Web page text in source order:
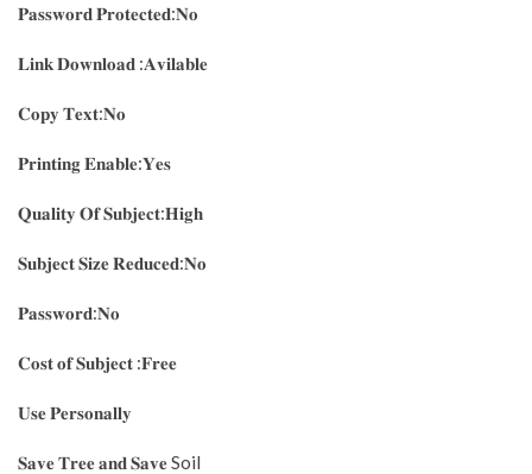
𝐏𝐚𝐬𝐬𝐰𝐨𝐫𝐝 𝐏𝐫𝐨𝐭𝐞𝐜𝐭𝐞𝐝:𝐍𝐨
𝐋𝐢𝐧𝐤 𝐃𝐨𝐰𝐧𝐥𝐨𝐚𝐝 :𝐀𝐯𝐢𝐥𝐚𝐛𝐥𝐞
𝐂𝐨𝐩𝐲 𝐓𝐞𝐱𝐭:𝐍𝐨
𝐏𝐫𝐢𝐧𝐭𝐢𝐧𝐠 𝐄𝐧𝐚𝐛𝐥𝐞:𝐘𝐞𝐬
𝐐𝐮𝐚𝐥𝐢𝐭𝐲 𝐎𝐟 𝐒𝐮𝐛𝐣𝐞𝐜𝐭:𝐇𝐢𝐠𝐡
𝐒𝐮𝐛𝐣𝐞𝐜𝐭 𝐒𝐢𝐳𝐞 𝐑𝐞𝐝𝐮𝐜𝐞𝐝:𝐍𝐨
𝐏𝐚𝐬𝐬𝐰𝐨𝐫𝐝:𝐍𝐨
𝐂𝐨𝐬𝐭 𝐨𝐟 𝐒𝐮𝐛𝐣𝐞𝐜𝐭 :𝐅𝐫𝐞𝐞
𝐔𝐬𝐞 𝐏𝐞𝐫𝐬𝐨𝐧𝐚𝐥𝐥𝐲
𝐒𝐚𝐯𝐞 𝐓𝐫𝐞𝐞 𝐚𝐧𝐝 𝐒𝐚𝐯𝐞 Soil